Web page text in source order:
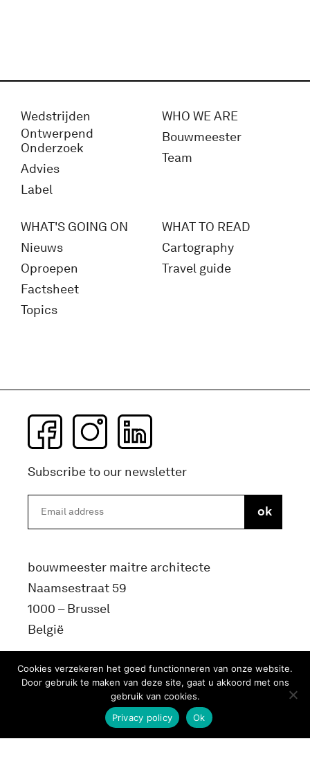
Wedstrijden
Ontwerpend
Onderzoek
Advies
Label
WHO WE ARE
Bouwmeester
Team
WHAT'S GOING ON
Nieuws
Oproepen
Factsheet
Topics
WHAT TO READ
Cartography
Travel guide
Subscribe to our newsletter
bouwmeester maitre architecte
Naamsestraat 59
1000 – Brussel
België
info@bma.brussels
Cookies verzekeren het goed functionneren van onze website.
Door gebruik te maken van deze site, gaat u akkoord met ons
gebruik van cookies.
Ok
Privacy policy